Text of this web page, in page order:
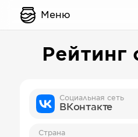
Меню
Рейтинг
Социальная сеть
ВКонтакте
Страна